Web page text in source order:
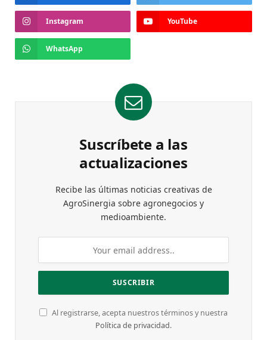
Instagram YouTube
WhatsApp
Suscríbete a las
actualizaciones
Recibe las últimas noticias creativas de
AgroSinergia sobre agronegocios y
medioambiente.
Al registrarse, acepta nuestros términos y nuestra
Política de privacidad.